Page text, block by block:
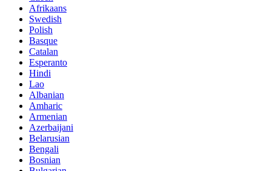
Afrikaans
Swedish
Polish
Basque
Catalan
Esperanto
Hindi
Lao
Albanian
Amharic
Armenian
Azerbaijani
Belarusian
Bengali
Bosnian